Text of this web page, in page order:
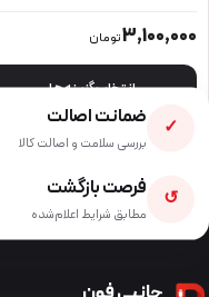
3,100,000تومان
انتخاب گزینه ها
این محصول دارای انواع
✓ ضمانت اصالت
بررسی سلامت و اصالت کالا
↺ فرصت بازگشت
مطابق شرایط اعلام‌شده